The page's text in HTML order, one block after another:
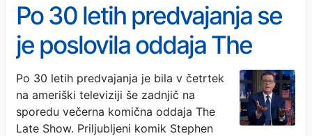
Po 30 letih predvajanja se
je poslovila oddaja The
Late Show s Colbertom
Po 30 letih predvajanja je bila v četrtek
na ameriški televiziji še zadnjič na
sporedu večerna komična oddaja The
Late Show. Priljubljeni komik Stephen